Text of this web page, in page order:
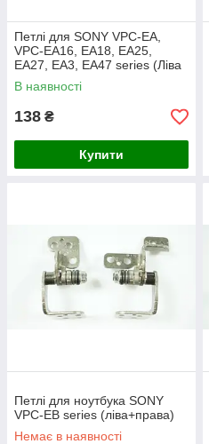
Петлі для SONY VPC-EA,
VPC-EA16, EA18, EA25,
EA27, EA3, EA47 series (Ліва
+ права)
В наявності
138 ₴
Купити
Петлі для ноутбука SONY
VPC-EB series (ліва+права)
Немає в наявності